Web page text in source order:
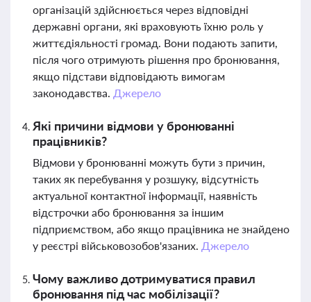
організацій здійснюється через відповідні
державні органи, які враховують їхню роль у
життєдіяльності громад. Вони подають запити,
після чого отримують рішення про бронювання,
якщо підстави відповідають вимогам
законодавства. Джерело
Які причини відмови у бронюванні
працівників?
Відмови у бронюванні можуть бути з причин,
таких як перебування у розшуку, відсутність
актуальної контактної інформації, наявність
відстрочки або бронювання за іншим
підприємством, або якщо працівника не знайдено
у реєстрі військовозобов'язаних. Джерело
Чому важливо дотримуватися правил
бронювання під час мобілізації?